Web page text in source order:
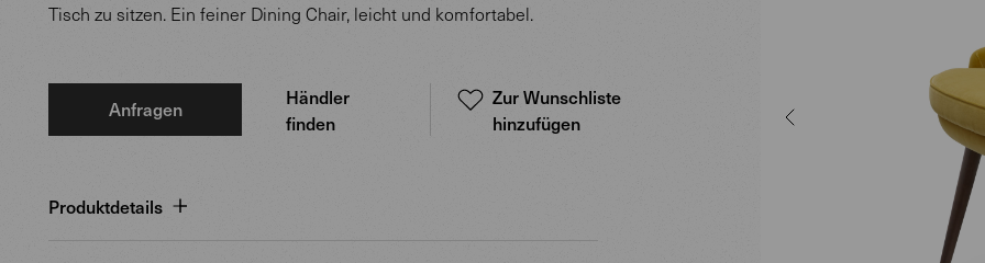
Tisch zu sitzen. Ein feiner Dining Chair, leicht und komfortabel.
Anfragen
Händler
finden
Zur Wunschliste
hinzufügen
Produktdetails